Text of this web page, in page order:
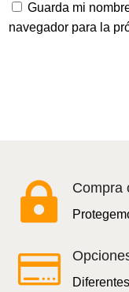
Guarda mi
navegador para la
 Compra
